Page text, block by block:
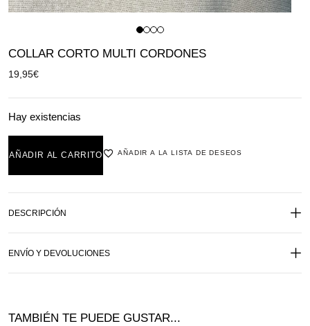
COLLAR CORTO MULTI CORDONES
19,95€
Hay existencias
AÑADIR AL CARRITO AÑADIR A LA LISTA DE DESEOS
DESCRIPCIÓN
ENVÍO Y DEVOLUCIONES
TAMBIÉN TE PUEDE GUSTAR...